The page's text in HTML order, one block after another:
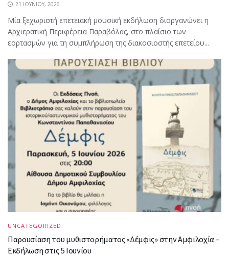
21 ΙΟΥΝΊΟΥ, 2026
Μία ξεχωριστή επετειακή μουσική εκδήλωση διοργανώνει η
Αρχιερατική Περιφέρεια Παραβόλας, στο πλαίσιο των
εορτασμών για τη συμπλήρωση της διακοσιοστής επετείου...
UNCATEGORIZED
Παρουσίαση του μυθιστορήματος «Δέμφις» στην Αμφιλοχία –
Εκδήλωση στις 5 Ιουνίου